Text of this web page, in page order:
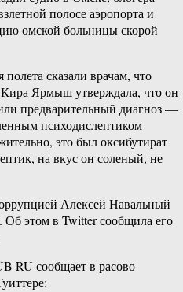
полосе аэропорта и
омской больницы скорой
сказали врачам, что
Ярмыш утверждала, что он
предварительный диагноз —
психодислептиком
это был оксибутират
на вкус он соленый, не
Алексей Навальный
Об этом в Twitter сообщила его
RU сообщает в расово